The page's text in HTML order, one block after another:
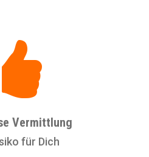
Vermittlung
für Dich